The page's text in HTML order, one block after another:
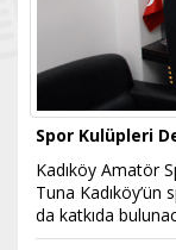
Spor Kulüpleri
Kadıköy Amatör
Tuna Kadıköy’ün
da katkıda